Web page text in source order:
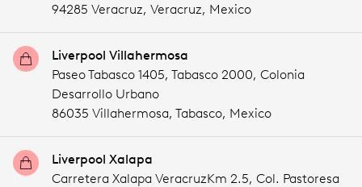
94285 Veracruz, Veracruz, Mexico
Liverpool Villahermosa
Paseo Tabasco 1405, Tabasco 2000, Colonia
Desarrollo Urbano
86035 Villahermosa, Tabasco, Mexico
Liverpool Xalapa
Carretera Xalapa VeracruzKm 2.5, Col. Pastoresa